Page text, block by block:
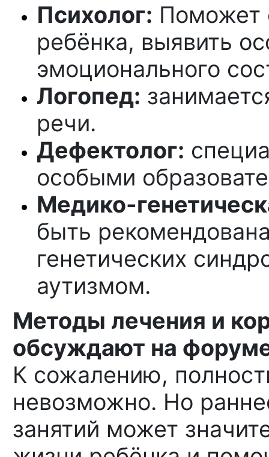
Психолог: Поможет
ребёнка, выявить
эмоционального
Логопед:
речи.
Дефектолог:
особыми
Медико-
быть
генетических
аутизмом.
Методы лечения и
обсуждают на
К сожалению,
невозможно. Но
занятий может